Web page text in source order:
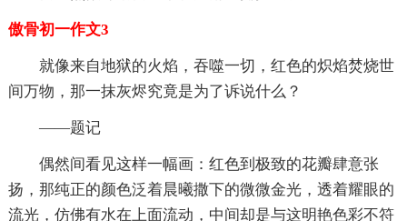
傲骨初一作文3
就像来自地狱的火焰，吞噬一切，红色的炽焰焚烧世
间万物，那一抹灰烬究竟是为了诉说什么？
——题记
偶然间看见这样一幅画：红色到极致的花瓣肆意张
扬，那纯正的颜色泛着晨曦撒下的微微金光，透着耀眼的
流光，仿佛有水在上面流动，中间却是与这明艳色彩不符